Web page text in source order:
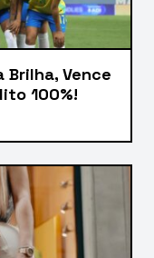
Brilha, Vence
100%!